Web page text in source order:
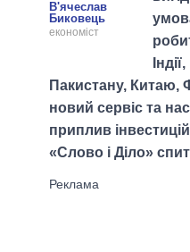
В'ячеслав
Биковець
економіст
Пакистану, Китаю,
новий сервіс та
приплив
«Слово і Діло»